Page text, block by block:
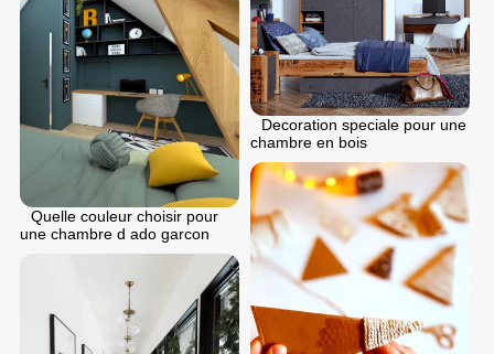
Decoration speciale pour une
chambre en bois
Quelle couleur choisir pour
une chambre d ado garcon